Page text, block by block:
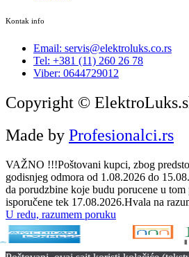
Kontak info
Email: servis@elektroluks.co.rs
Tel: +381 (11) 260 26 78
Viber: 0644729012
Copyright ©
Made by Profesionalci.rs
VAŽNO !!!Poštovani kupci, zbog
godisnjeg odmora od 1.08.2026 do
da porudzbine koje budu porucene u
isporučene tek 17.08.2026.Hvala na
U redu, razumem poruku